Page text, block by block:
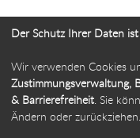
Ihr Weg zur
Der Schutz Ihrer Daten
Wir verwenden Cookies
Zustimmungsverwaltung,
& Barrierefreiheit. Sie
Ändern oder zurückziehen.